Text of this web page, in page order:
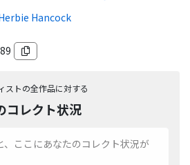
Hancock
ストの全作品に対する
コレクト状況
、ここにあなたのコレクト状況が